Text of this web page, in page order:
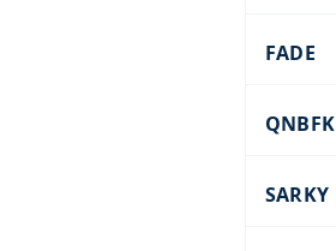
FADE
QNBFK
SARKY